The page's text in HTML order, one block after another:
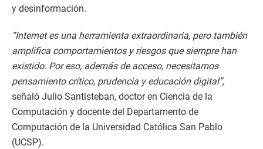
y desinformación.
“Internet es una herramienta extraordinaria, pero también
amplifica comportamientos y riesgos que siempre han
existido. Por eso, además de acceso, necesitamos
pensamiento crítico, prudencia y educación digital”,
señaló Julio Santisteban, doctor en Ciencia de la
Computación y docente del Departamento de
Computación de la Universidad Católica San Pablo
(UCSP).